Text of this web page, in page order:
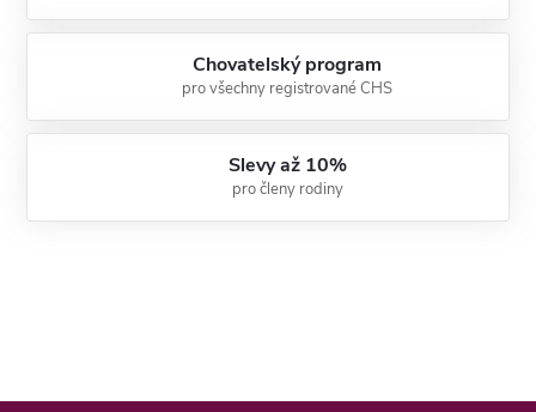
Chovatelský program
pro všechny registrované CHS
Slevy až 10%
pro členy rodiny